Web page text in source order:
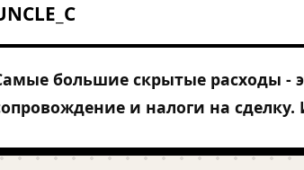
большие скрытые расходы -
и налоги на сделку.